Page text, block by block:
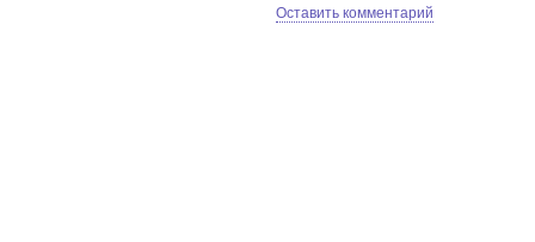
Оставить комментарий